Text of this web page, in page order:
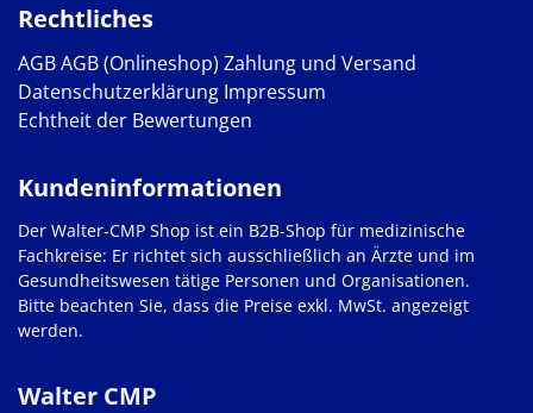
Rechtliches
AGBAGB (Onlineshop) Zahlung und Versand
Datenschutzerklärung Impressum
Echtheit der Bewertungen
Walter CMP
Kundeninformationen
Der Walter-CMP Shop ist ein B2B-Shop für medizinische
Fachkreise: Er richtet sich ausschließlich an Ärzte und im
Gesundheitswesen tätige Personen und Organisationen.
Bitte beachten Sie, dass die Preise exkl. MwSt. angezeigt
werden.